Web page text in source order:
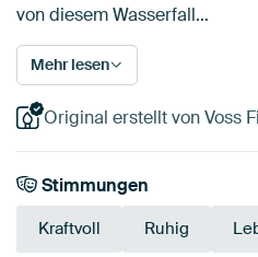
von diesem Wasserfall…
Mehr lesen
Original erstellt von Voss
Stimmungen
Kraftvoll Ruhig